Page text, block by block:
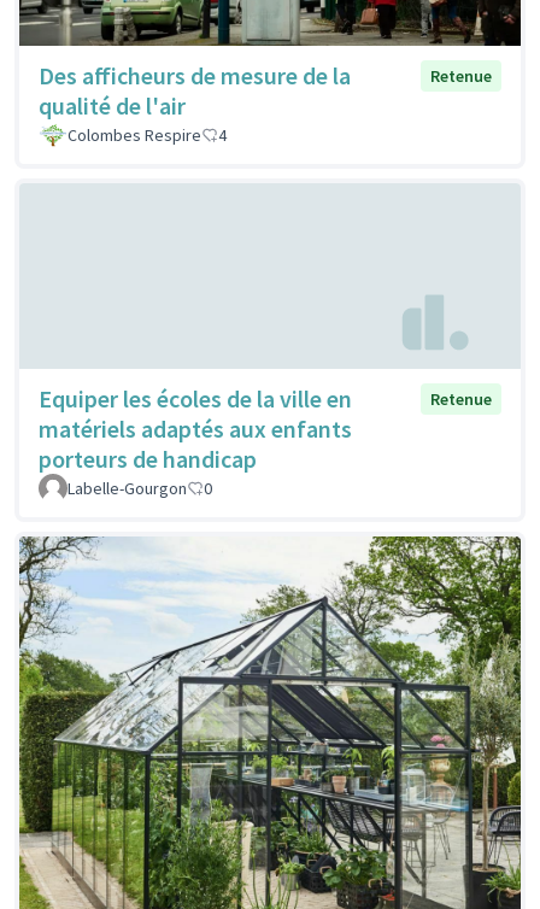
Des afficheurs de mesure de la
qualité de l'air
Retenue
Colombes Respire 4
Equiper les écoles de la ville en
matériels adaptés aux enfants
porteurs de handicap
Retenue
Labelle-Gourgon 0